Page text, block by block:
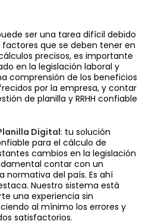
ser una tarea difícil debido
que se deben tener en
precisos, es importante
en la legislación laboral y
comprensión de los beneficios
por la empresa, y contar
de planilla y RRHH confiable
Digital: tu solución
para el cálculo de
cambios en la legislación
contar con un
normativa del país. Es ahí
Nuestro sistema está
una experiencia sin
al mínimo los errores y
satisfactorios.